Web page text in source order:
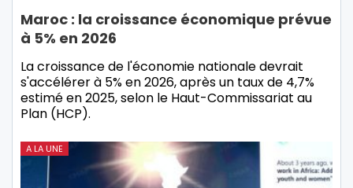
Maroc : la croissance économique prévue
à 5% en 2026
La croissance de l'économie nationale devrait
s'accélérer à 5% en 2026, après un taux de 4,7%
estimé en 2025, selon le Haut-Commissariat au
Plan (HCP).
A LA UNE